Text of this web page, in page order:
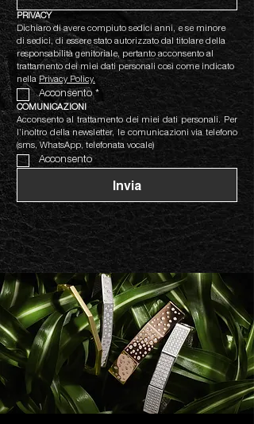
PRIVACY
Dichiaro di avere compiuto sedici anni, e se minore
di sedici, di essere stato autorizzato dal titolare della
responsabilità genitoriale, pertanto acconsento al
trattamento dei miei dati personali così come indicato
nella Privacy Policy.
Acconsento *
COMUNICAZIONI
Acconsento al trattamento dei miei dati personali. Per
l’inoltro della newsletter, le comunicazioni via telefono
(sms, WhatsApp, telefonata vocale)
Acconsento
Invia